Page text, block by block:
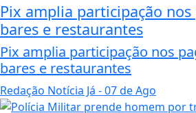
Pix amplia participação
bares e restaurantes
Pix amplia participação nos
bares e restaurantes
Redação Notícia Já - 07 de Ago